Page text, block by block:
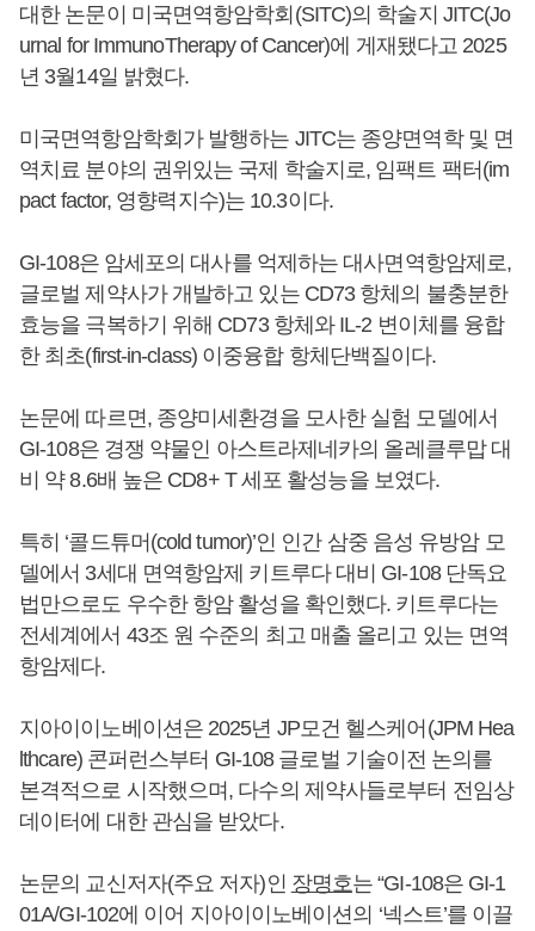
대한 논문이 미국면역항암학회(SITC)의 학술지 JITC(Jo
urnal for ImmunoTherapy of Cancer)에 게재됐다고 2025
년 3월14일 밝혔다.
미국면역항암학회가 발행하는 JITC는 종양면역학 및 면
역치료 분야의 권위있는 국제 학술지로, 임팩트 팩터(im
pact factor, 영향력지수)는 10.3이다.
GI-108은 암세포의 대사를 억제하는 대사면역항암제로,
글로벌 제약사가 개발하고 있는 CD73 항체의 불충분한
효능을 극복하기 위해 CD73 항체와 IL-2 변이체를 융합
한 최초(first-in-class) 이중융합 항체단백질이다.
논문에 따르면, 종양미세환경을 모사한 실험 모델에서
GI-108은 경쟁 약물인 아스트라제네카의 올레클루맙 대
비 약 8.6배 높은 CD8+ T 세포 활성능을 보였다.
특히 ‘콜드튜머(cold tumor)’인 인간 삼중 음성 유방암 모
델에서 3세대 면역항암제 키트루다 대비 GI-108 단독요
법만으로도 우수한 항암 활성을 확인했다. 키트루다는
전세계에서 43조 원 수준의 최고 매출 올리고 있는 면역
항암제다.
지아이이노베이션은 2025년 JP모건 헬스케어(JPM Hea
lthcare) 콘퍼런스부터 GI-108 글로벌 기술이전 논의를
본격적으로 시작했으며, 다수의 제약사들로부터 전임상
데이터에 대한 관심을 받았다.
논문의 교신저자(주요 저자)인 장명호는 “GI-108은 GI-1
01A/GI-102에 이어 지아이이노베이션의 ‘넥스트’를 이끌